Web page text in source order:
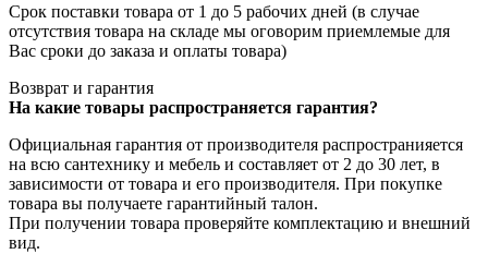
Срок поставки товара от 1 до 5 рабочих дней (в случае
отсутствия товара на складе мы оговорим приемлемые для
Вас сроки до заказа и оплаты товара)
Возврат и гарантия
На какие товары распространяется гарантия?
Официальная гарантия от производителя распространияется
на всю сантехнику и мебель и составляет от 2 до 30 лет, в
зависимости от товара и его производителя. При покупке
товара вы получаете гарантийный талон.
При получении товара проверяйте комплектацию и внешний
вид.